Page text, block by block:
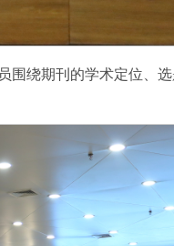
绕期刊的学术定位、选